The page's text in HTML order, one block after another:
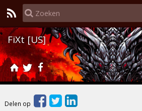
FiXt [US]
Delen op